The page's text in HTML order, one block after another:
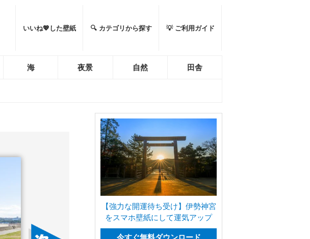
いいね💖した壁紙 🔍 カテゴリから探す 💡 ご利用ガイド
海 夜景 自然 田舎
【強力な開運待ち受け】伊勢神宮
をスマホ壁紙にして運気アップ